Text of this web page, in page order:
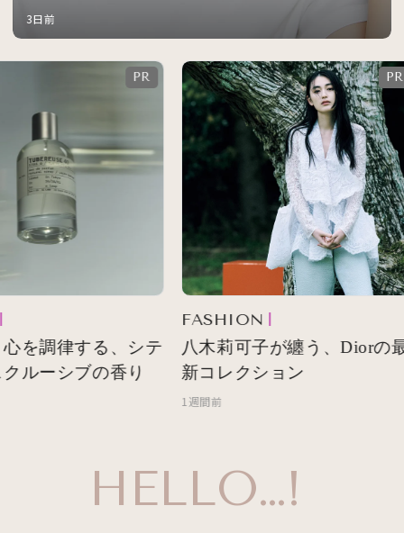
3日前
HELLO…!
調律する、シテ
ルーシブの香り
FASHION
八木莉可子が纏う、Diorの最
新コレクション
1週間前